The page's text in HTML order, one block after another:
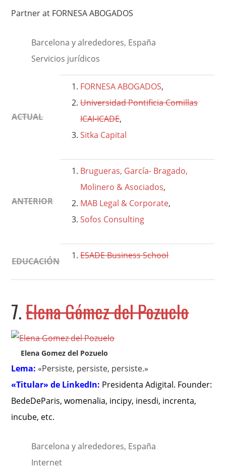
Partner at FORNESA ABOGADOS
Barcelona y alrededores, España
Servicios jurídicos
ACTUAL
FORNESA ABOGADOS,
Universidad Pontificia Comillas
ICAI-ICADE,
Sitka Capital
ANTERIOR
Brugueras, García- Bragado,
Molinero & Asociados,
MAB Legal & Corporate,
Sofos Consulting
EDUCACIÓN
ESADE Business School
7.Elena Gómez del Pozuelo
Elena Gomez del Pozuelo
Lema: «Persiste, persiste, persiste.»
«Titular» de LinkedIn: Presidenta Adigital. Founder:
BedeDeParis, womenalia, incipy, inesdi, increnta,
incube, etc.
Barcelona y alrededores, España
Internet